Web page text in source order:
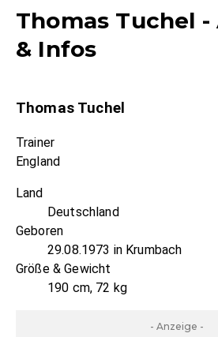
Thomas Tuchel -
& Infos
Thomas Tuchel
Trainer
England
Land
Deutschland
Geboren
29.08.1973 in Krumbach
Größe & Gewicht
190 cm, 72 kg
- Anzeige -